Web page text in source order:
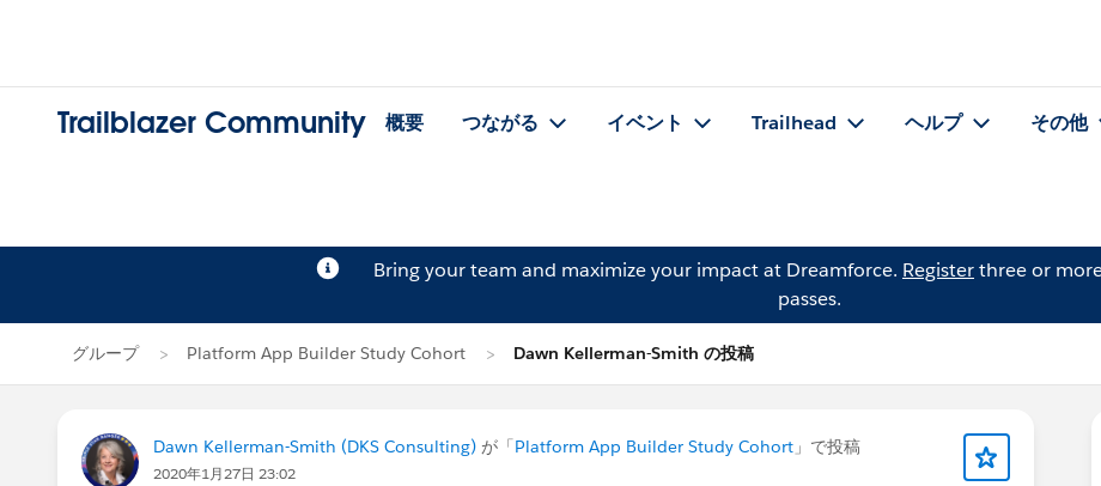
Trailblazer Community 概要 つながる イベント Trailhead ヘルプ その他
Bring your team and maximize your impact at Dreamforce. Registerthree or
passes.
グループ Platform App Builder Study Cohort Dawn Kellerman-Smith の投稿
Dawn Kellerman-Smith (DKS Consulting) が「Platform App Builder Study Cohort 」で投稿
2020年1月27日 23:02